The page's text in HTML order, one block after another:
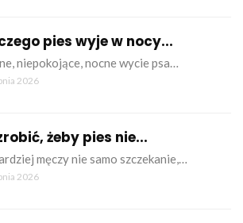
pies wyje w nocy...
niepokojące, nocne wycie psa…
2026
żeby pies nie...
męczy nie samo szczekanie,…
2026